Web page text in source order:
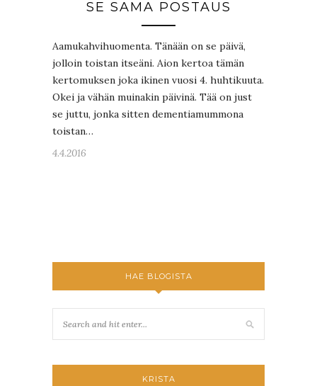
SE SAMA POSTAUS
Aamukahvihuomenta. Tänään on se päivä,
jolloin toistan itseäni. Aion kertoa tämän
kertomuksen joka ikinen vuosi 4. huhtikuuta.
Okei ja vähän muinakin päivinä. Tää on just
se juttu, jonka sitten dementiamummona
toistan…
4.4.2016
HAE BLOGISTA
KRISTA